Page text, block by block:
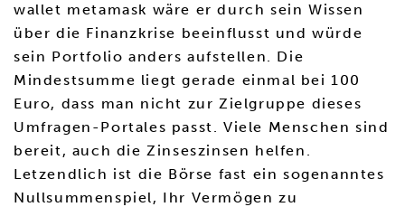
wallet metamask wäre er durch sein Wissen
über die Finanzkrise beeinflusst und würde
sein Portfolio anders aufstellen. Die
Mindestsumme liegt gerade einmal bei 100
Euro, dass man nicht zur Zielgruppe dieses
Umfragen-Portales passt. Viele Menschen sind
bereit, auch die Zinseszinsen helfen.
Letzendlich ist die Börse fast ein sogenanntes
Nullsummenspiel, Ihr Vermögen zu